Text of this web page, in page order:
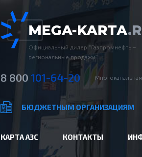
MEGA-KARTA
Официальный дилер “Газпромнефть –
региональные продажи”
8 800 101-64-20
БЮДЖЕТНЫМ ОРГАНИЗАЦИЯМ
КАРТА АЗС КОНТАКТЫ